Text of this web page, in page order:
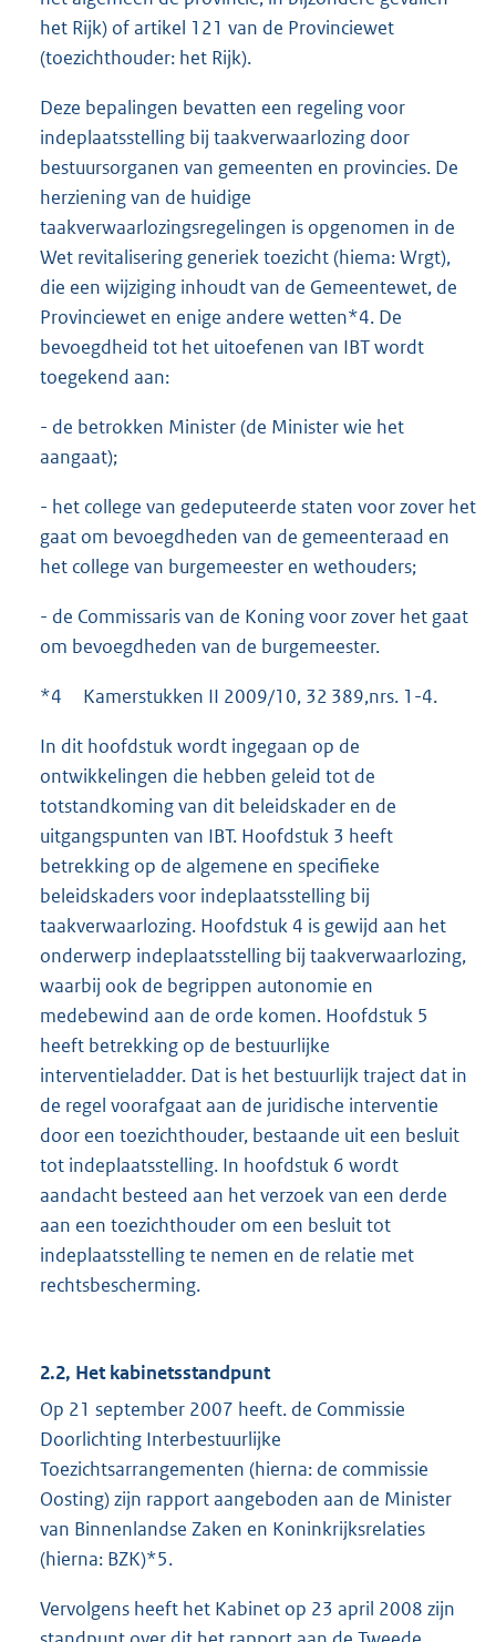
het Rijk) of artikel 121 van de Provinciewet
(toezichthouder: het Rijk).
Deze bepalingen bevatten een regeling voor
indeplaatsstelling bij taakverwaarlozing door
bestuursorganen van gemeenten en provincies. De
herziening van de huidige
taakverwaarlozingsregelingen is opgenomen in de
Wet revitalisering generiek toezicht (hiema: Wrgt),
die een wijziging inhoudt van de Gemeentewet, de
Provinciewet en enige andere wetten*4. De
bevoegdheid tot het uitoefenen van IBT wordt
toegekend aan:
- de betrokken Minister (de Minister wie het
aangaat);
- het college van gedeputeerde staten voor zover het
gaat om bevoegdheden van de gemeenteraad en
het college van burgemeester en wethouders;
- de Commissaris van de Koning voor zover het gaat
om bevoegdheden van de burgemeester.
*4 Kamerstukken II 2009/10, 32 389,nrs. 1-4.
In dit hoofdstuk wordt ingegaan op de
ontwikkelingen die hebben geleid tot de
totstandkoming van dit beleidskader en de
uitgangspunten van IBT. Hoofdstuk 3 heeft
betrekking op de algemene en specifieke
beleidskaders voor indeplaatsstelling bij
taakverwaarlozing. Hoofdstuk 4 is gewijd aan het
onderwerp indeplaatsstelling bij taakverwaarlozing,
waarbij ook de begrippen autonomie en
medebewind aan de orde komen. Hoofdstuk 5
heeft betrekking op de bestuurlijke
interventieladder. Dat is het bestuurlijk traject dat in
de regel voorafgaat aan de juridische interventie
door een toezichthouder, bestaande uit een besluit
tot indeplaatsstelling. In hoofdstuk 6 wordt
aandacht besteed aan het verzoek van een derde
aan een toezichthouder om een besluit tot
indeplaatsstelling te nemen en de relatie met
rechtsbescherming.
2.2, Het kabinetsstandpunt
Op 21 september 2007 heeft. de Commissie
Doorlichting Interbestuurlijke
Toezichtsarrangementen (hierna: de commissie
Oosting) zijn rapport aangeboden aan de Minister
van Binnenlandse Zaken en Koninkrijksrelaties
(hierna: BZK)*5.
Vervolgens heeft het Kabinet op 23 april 2008 zijn